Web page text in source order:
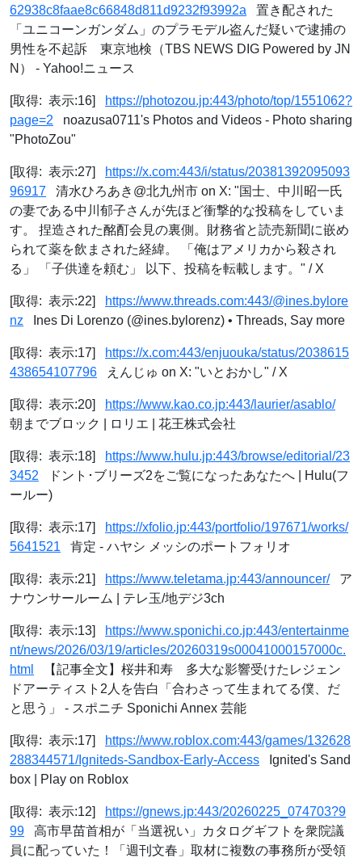
62938c8faae8c66848d811d9232f93992a 置き配された
「ユニコーンガンダム」のプラモデル盗んだ疑いで逮捕の
男性を不起訴 東京地検（TBS NEWS DIG Powered by JN
N） - Yahoo!ニュース
[取得: 表示:16]
https://photozou.jp:443/photo/top/1551062?
page=2 noazusa0711's Photos and Videos - Photo sharing
"PhotoZou"
[取得: 表示:27]
https://x.com:443/i/status/20381392095093
96917 清水ひろあき@北九州市 on X: "国士、中川昭一氏
の妻である中川郁子さんが先ほど衝撃的な投稿をしていま
す。 捏造された酩酊会見の裏側。財務省と読売新聞に嵌め
られて薬を飲まされた経緯。 「俺はアメリカから殺され
る」 「子供達を頼む」 以下、投稿を転載します。" / X
[取得: 表示:22]
https://www.threads.com:443/@ines.bylore
nz Ines Di Lorenzo (@ines.bylorenz) • Threads, Say more
[取得: 表示:17]
https://x.com:443/enjuouka/status/2038615
438654107796 えんじゅ on X: "いとおかし" / X
[取得: 表示:20]
https://www.kao.co.jp:443/laurier/asablo/
朝までブロック | ロリエ | 花王株式会社
[取得: 表示:18]
https://www.hulu.jp:443/browse/editorial/23
3452 ドント･ブリーズ2をご覧になったあなたへ | Hulu(フ
ールー)
[取得: 表示:17]
https://xfolio.jp:443/portfolio/197671/works/
5641521 肯定 - ハヤシ メッシのポートフォリオ
[取得: 表示:21] https://www.teletama.jp:443/announcer/ア
ナウンサールーム | テレ玉/地デジ3ch
[取得: 表示:13]
https://www.sponichi.co.jp:443/entertainme
nt/news/2026/03/19/articles/20260319s00041000157000c.
html
【記事全文】桜井和寿 多大な影響受けたレジェン
ドアーティスト2人を告白「合わさって生まれてる僕、だ
と思う」 - スポニチ Sponichi Annex 芸能
[取得: 表示:17]
https://www.roblox.com:443/games/132628
288344571/Igniteds-Sandbox-Early-Access Ignited's Sand
box | Play on Roblox
[取得: 表示:12]
https://gnews.jp:443/20260225_074703?9
99 高市早苗首相が「当選祝い」カタログギフトを衆院議
員に配っていた！「週刊文春」取材に複数の事務所が受領